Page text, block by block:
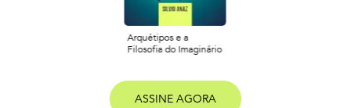
Arquétipos e a
Filosofia do Imaginário
ASSINE AGORA